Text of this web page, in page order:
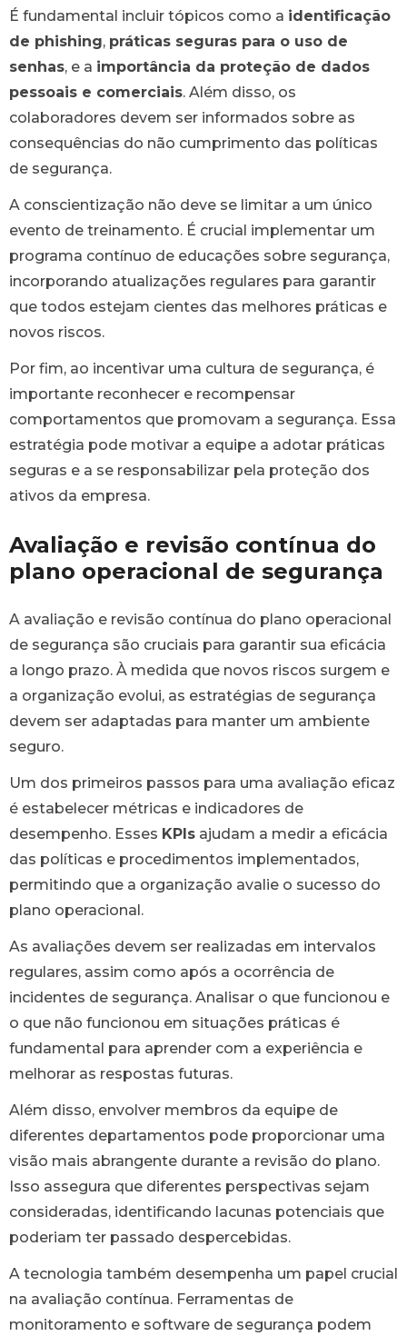
É fundamental incluir tópicos como a identificação
de phishing, práticas seguras para o uso de
senhas, e a importância da proteção de dados
pessoais e comerciais. Além disso, os
colaboradores devem ser informados sobre as
consequências do não cumprimento das políticas
de segurança.
A conscientização não deve se limitar a um único
evento de treinamento. É crucial implementar um
programa contínuo de educações sobre segurança,
incorporando atualizações regulares para garantir
que todos estejam cientes das melhores práticas e
novos riscos.
Por fim, ao incentivar uma cultura de segurança, é
importante reconhecer e recompensar
comportamentos que promovam a segurança. Essa
estratégia pode motivar a equipe a adotar práticas
seguras e a se responsabilizar pela proteção dos
ativos da empresa.
Avaliação e revisão contínua do
plano operacional de segurança
A avaliação e revisão contínua do plano operacional
de segurança são cruciais para garantir sua eficácia
a longo prazo. À medida que novos riscos surgem e
a organização evolui, as estratégias de segurança
devem ser adaptadas para manter um ambiente
seguro.
Um dos primeiros passos para uma avaliação eficaz
é estabelecer métricas e indicadores de
desempenho. Esses KPIs ajudam a medir a eficácia
das políticas e procedimentos implementados,
permitindo que a organização avalie o sucesso do
plano operacional.
As avaliações devem ser realizadas em intervalos
regulares, assim como após a ocorrência de
incidentes de segurança. Analisar o que funcionou e
o que não funcionou em situações práticas é
fundamental para aprender com a experiência e
melhorar as respostas futuras.
Além disso, envolver membros da equipe de
diferentes departamentos pode proporcionar uma
visão mais abrangente durante a revisão do plano.
Isso assegura que diferentes perspectivas sejam
consideradas, identificando lacunas potenciais que
poderiam ter passado despercebidas.
A tecnologia também desempenha um papel crucial
na avaliação contínua. Ferramentas de
monitoramento e software de segurança podem